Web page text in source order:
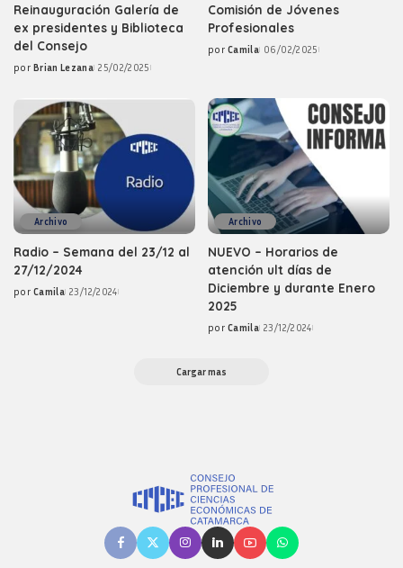
Reinauguración Galería de
ex presidentes y Biblioteca
del Consejo
Posted
por Brian Lezana 25/02/2025
Comisión de Jóvenes
Profesionales
Posted
por Camila 06/02/2025
Archivo
Radio – Semana del 23/12 al
27/12/2024
Posted
por Camila 23/12/2024
Archivo
NUEVO – Horarios de
atención ult días de
Diciembre y durante Enero
2025
Posted
por Camila 23/12/2024
Cargar mas